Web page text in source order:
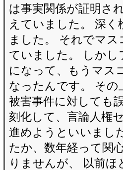
は事実関係が証明さ
えていました。 深
ました。 それでマ
ていました。 しか
になって、もうマス
なったんです。 その
被害事件に対しても
刻化して、言論人権
進めようといいまし
たか、数年経って関
りませんが、 以前